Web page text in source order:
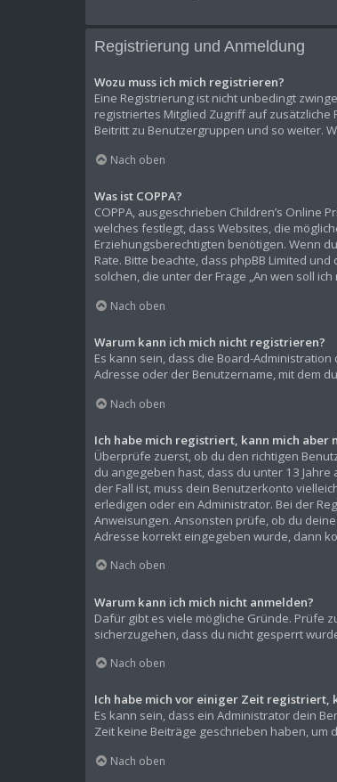
Registrierung und Anmeldung
Wozu muss ich mich registrieren?
Eine Registrierung ist nicht unbedingt
registriertes Mitglied Zugriff auf zusätzliche
Beitritt zu Benutzergruppen und so weiter.
Nach oben
Was ist COPPA?
COPPA, ausgeschrieben Children’s Online
welches festlegt, dass Websites, die
Erziehungsberechtigten benötigen. Wenn
Rate. Bitte beachte, dass phpBB Limited
solchen, die unter der Frage „An wen soll
Nach oben
Warum kann ich mich nicht registrieren?
Es kann sein, dass die Board-
Adresse oder der Benutzername, mit dem
Nach oben
Ich habe mich registriert, kann mich aber
Überprüfe zuerst, ob du den richtigen
du angegeben hast, dass du unter 13
der Fall ist, muss dein Benutzerkonto
erledigen oder ein Administrator. Bei der
Anweisungen. Ansonsten prüfe, ob du
Adresse korrekt eingegeben wurde, dann
Nach oben
Warum kann ich mich nicht anmelden?
Dafür gibt es viele mögliche Gründe. Prüfe
sicherzugehen, dass du nicht gesperrt
Nach oben
Ich habe mich vor einiger Zeit registriert,
Es kann sein, dass ein Administrator dein
Zeit keine Beiträge geschrieben haben, um
Nach oben